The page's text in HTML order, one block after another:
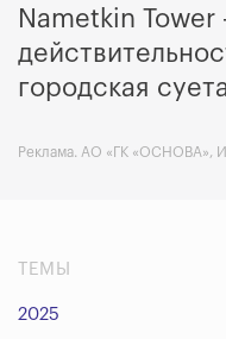
Nametkin
городская
Реклама. АО «ГК «ОСНОВА»,
ТЕМЫ
2025